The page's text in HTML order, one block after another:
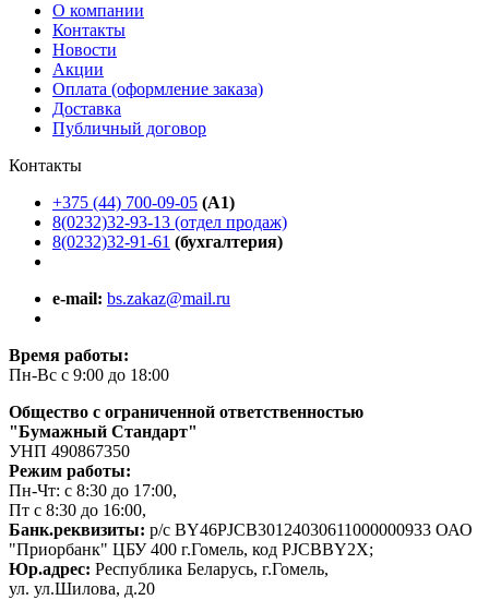
О компании
Контакты
Новости
Акции
Оплата (оформление заказа)
Доставка
Публичный договор
Контакты
+375 (44) 700-09-05 (A1)
8(0232)32-93-13 (отдел продаж)
8(0232)32-91-61 (бухгалтерия)
e-mail: bs.zakaz@mail.ru
Время работы:
Пн-Вс с 9:00 до 18:00
Общество с ограниченной ответственностью
"Бумажный Стандарт"
УНП 490867350
Режим работы:
Пн-Чт: с 8:30 до 17:00,
Пт с 8:30 до 16:00,
Банк.реквизиты: р/с BY46PJCB30124030611000000933 ОАО
"Приорбанк" ЦБУ 400 г.Гомель, код PJCBBY2X;
Юр.адрес: Республика Беларусь, г.Гомель,
ул. ул.Шилова, д.20